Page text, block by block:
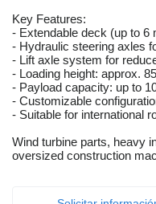
Key Features:
- Extendable deck (up to 6
- Hydraulic steering axles
- Lift axle system for
- Loading height: approx.
- Payload capacity: up to
- Customizable
- Suitable for international
Wind turbine parts, heavy
oversized construction